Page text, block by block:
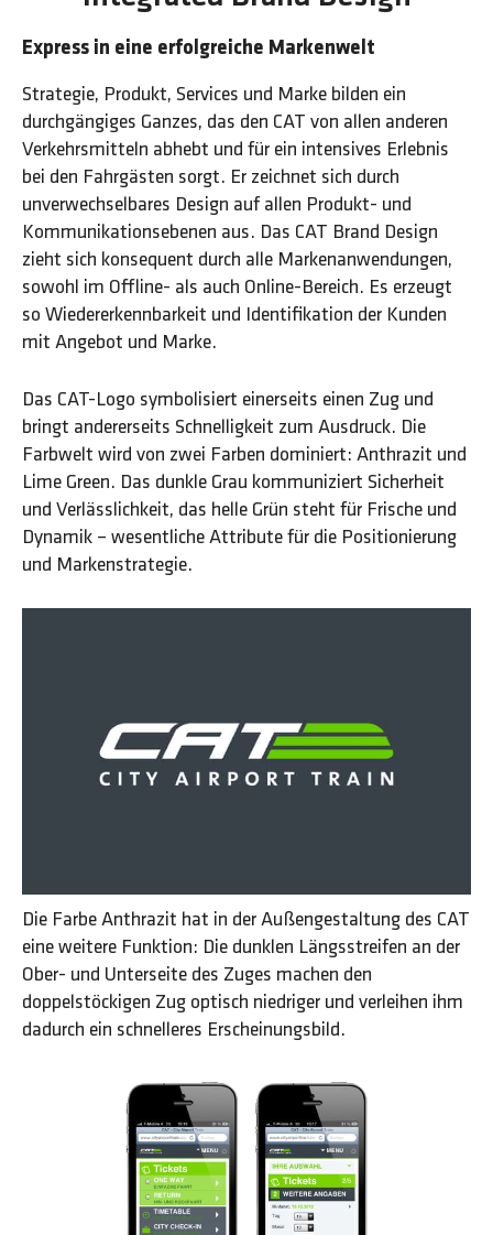
Express in eine erfolgreiche Markenwelt
Strategie, Produkt, Services und Marke bilden ein
durchgängiges Ganzes, das den CAT von allen anderen
Verkehrsmitteln abhebt und für ein intensives Erlebnis
bei den Fahrgästen sorgt. Er zeichnet sich durch
unverwechselbares Design auf allen Produkt- und
Kommunikationsebenen aus. Das CAT Brand Design
zieht sich konsequent durch alle Markenanwendungen,
sowohl im Offline- als auch Online-Bereich. Es erzeugt
so Wiedererkennbarkeit und Identifikation der Kunden
mit Angebot und Marke.
Das CAT-Logo symbolisiert einerseits einen Zug und
bringt andererseits Schnelligkeit zum Ausdruck. Die
Farbwelt wird von zwei Farben dominiert: Anthrazit und
Lime Green. Das dunkle Grau kommuniziert Sicherheit
und Verlässlichkeit, das helle Grün steht für Frische und
Dynamik – wesentliche Attribute für die Positionierung
und Markenstrategie.
Die Farbe Anthrazit hat in der Außengestaltung des CAT
eine weitere Funktion: Die dunklen Längsstreifen an der
Ober- und Unterseite des Zuges machen den
doppelstöckigen Zug optisch niedriger und verleihen ihm
dadurch ein schnelleres Erscheinungsbild.